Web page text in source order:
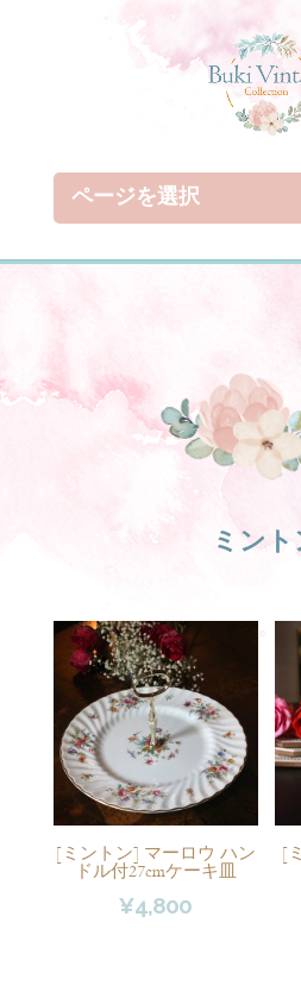
ページを選択
ミント
[ミントン] マーロウ ハン
ドル付27cmケーキ皿
¥4,800
[